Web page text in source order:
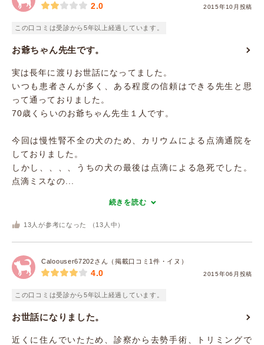
2015年10月投稿
2.0
この口コミは受診から5年以上経過しています。
お爺ちゃん先生です。
実は長年に渡りお世話になってました。
いつも患者さんが多く、ある程度の信頼はできる先生と思
って通っておりました。
70歳くらいのお爺ちゃん先生１人です。
今回は慢性腎不全の犬のため、カリウムによる点滴通院を
しておりました。
しかし、、、、うちの犬の最後は点滴による急死でした。
点滴ミスなの...
続きを読む
13 人が参考になった （ 13 人中）
Caloouser67202さん（掲載口コミ1件・イヌ）
2015年06月投稿
4.0
この口コミは受診から5年以上経過しています。
お世話になりました。
近くに住んでいたため、診察から去勢手術、トリミングで